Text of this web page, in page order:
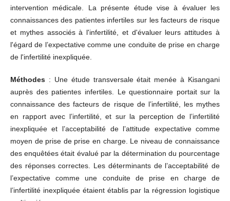
intervention médicale. La présente étude vise à évaluer les
connaissances des patientes infertiles sur les facteurs de risque
et mythes associés à l'infertilité, et d'évaluer leurs attitudes à
l'égard de l’expectative comme une conduite de prise en charge
de l'infertilité inexpliquée.
Méthodes: Une étude transversale était menée à Kisangani
auprès des patientes infertiles. Le questionnaire portait sur la
connaissance des facteurs de risque de l’infertilité, les mythes
en rapport avec l’infertilité, et sur la perception de l’infertilité
inexpliquée et l’acceptabilité de l’attitude expectative comme
moyen de prise de prise en charge. Le niveau de connaissance
des enquêtées était évalué par la détermination du pourcentage
des réponses correctes. Les déterminants de l’acceptabilité de
l’expectative comme une conduite de prise en charge de
l’infertilité inexpliquée étaient établis par la régression logistique